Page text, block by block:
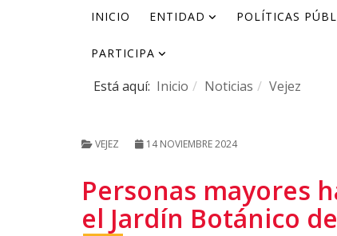
INICIO ENTIDAD POLÍTICAS
PARTICIPA
Está aquí: Inicio Noticias Vejez
VEJEZ 14 NOVIEMBRE 2024
Personas mayores
el Jardín Botánico